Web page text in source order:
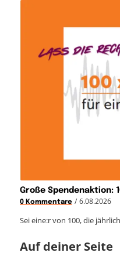
Große Spendenaktion:
0 Kommentare / 6.08.2026
Sei eine:r von 100, die
Auf deiner Seite